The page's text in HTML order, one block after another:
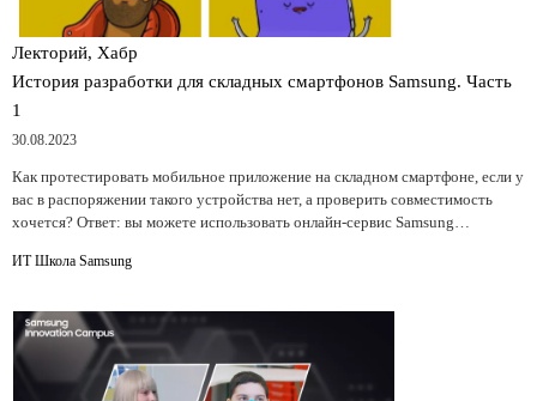
Лекторий, Хабр
История разработки для складных смартфонов Samsung. Часть
1
30.08.2023
Как протестировать мобильное приложение на складном смартфоне, если у
вас в распоряжении такого устройства нет, а проверить совместимость
хочется? Ответ: вы можете использовать онлайн-сервис Samsung…
ИТ Школа Samsung